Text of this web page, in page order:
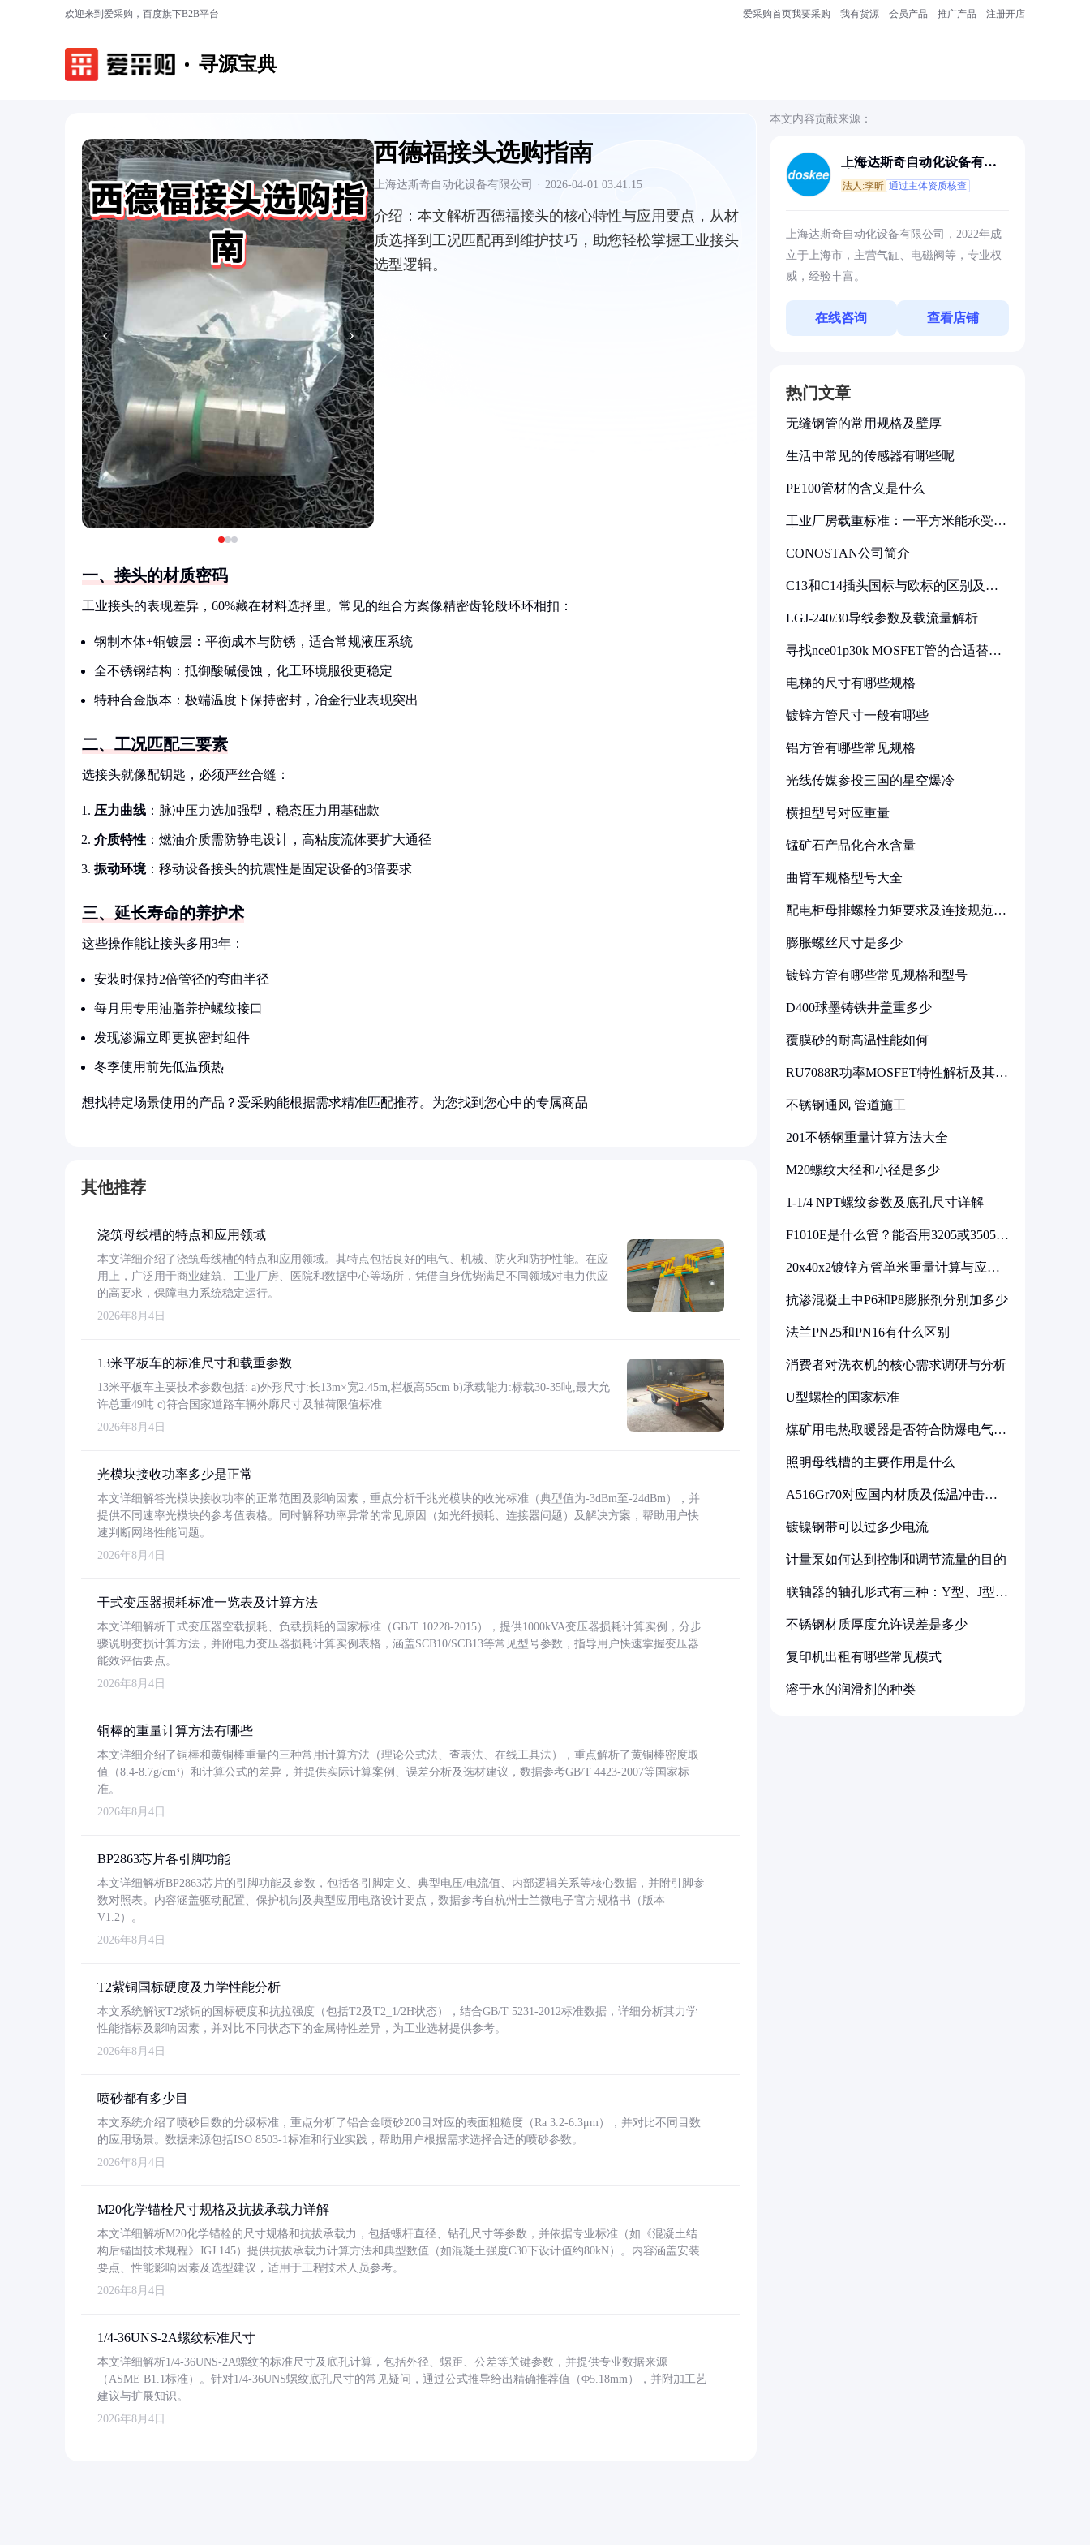
欢迎来到爱采购，百度旗下B2B平台 爱采购首页我要采购 我有货源 会员产品 推广产品 注册开店
寻源宝典
‹ ›
西德福接头选购指南
上海达斯奇自动化设备有限公司 · 2026-04-01 03:41:15
介绍： 本文解析西德福接头的核心特性与应用要点，从材
质选择到工况匹配再到维护技巧，助您轻松掌握工业接头
选型逻辑。
一、接头的材质密码
工业接头的表现差异，60%藏在材料选择里。常见的组合方案像精密齿轮般环环相扣：
钢制本体+铜镀层：平衡成本与防锈，适合常规液压系统
全不锈钢结构：抵御酸碱侵蚀，化工环境服役更稳定
特种合金版本：极端温度下保持密封，冶金行业表现突出
二、工况匹配三要素
选接头就像配钥匙，必须严丝合缝：
压力曲线 ：脉冲压力选加强型，稳态压力用基础款
介质特性 ：燃油介质需防静电设计，高粘度流体要扩大通径
振动环境：移动设备接头的抗震性是固定设备的3倍要求
三、延长寿命的养护术
这些操作能让接头多用3年：
安装时保持2倍管径的弯曲半径
每月用专用油脂养护螺纹接口
发现渗漏立即更换密封组件
冬季使用前先低温预热
想找特定场景使用的产品？爱采购能根据需求精准匹配推荐。为您找到您心中的专属商品
其他推荐
浇筑母线槽的特点和应用领域
本文详细介绍了浇筑母线槽的特点和应用领域。其特点包括良好的电气、机械、防火和防护性能。在应
用上，广泛用于商业建筑、工业厂房、医院和数据中心等场所，凭借自身优势满足不同领域对电力供应
的高要求，保障电力系统稳定运行。
2026年8月4日
13米平板车的标准尺寸和载重参数
13米平板车主要技术参数包括: a)外形尺寸:长13m×宽2.45m,栏板高55cm b)承载能力:标载30-35吨,最大允
许总重49吨 c)符合国家道路车辆外廓尺寸及轴荷限值标准
2026年8月4日
光模块接收功率多少是正常
本文详细解答光模块接收功率的正常范围及影响因素，重点分析千兆光模块的收光标准（典型值为-3dBm至-24dBm），并
提供不同速率光模块的参考值表格。同时解释功率异常的常见原因（如光纤损耗、连接器问题）及解决方案，帮助用户快
速判断网络性能问题。
2026年8月4日
干式变压器损耗标准一览表及计算方法
本文详细解析干式变压器空载损耗、负载损耗的国家标准（GB/T 10228-2015），提供1000kVA变压器损耗计算实例，分步
骤说明变损计算方法，并附电力变压器损耗计算实例表格，涵盖SCB10/SCB13等常见型号参数，指导用户快速掌握变压器
能效评估要点。
2026年8月4日
铜棒的重量计算方法有哪些
本文详细介绍了铜棒和黄铜棒重量的三种常用计算方法（理论公式法、查表法、在线工具法），重点解析了黄铜棒密度取
值（8.4-8.7g/cm³）和计算公式的差异，并提供实际计算案例、误差分析及选材建议，数据参考GB/T 4423-2007等国家标
准。
2026年8月4日
BP2863芯片各引脚功能
本文详细解析BP2863芯片的引脚功能及参数，包括各引脚定义、典型电压/电流值、内部逻辑关系等核心数据，并附引脚参
数对照表。内容涵盖驱动配置、保护机制及典型应用电路设计要点，数据参考自杭州士兰微电子官方规格书（版本
V1.2）。
2026年8月4日
T2紫铜国标硬度及力学性能分析
本文系统解读T2紫铜的国标硬度和抗拉强度（包括T2及T2_1/2H状态），结合GB/T 5231-2012标准数据，详细分析其力学
性能指标及影响因素，并对比不同状态下的金属特性差异，为工业选材提供参考。
2026年8月4日
喷砂都有多少目
本文系统介绍了喷砂目数的分级标准，重点分析了铝合金喷砂200目对应的表面粗糙度（Ra 3.2-6.3μm），并对比不同目数
的应用场景。数据来源包括ISO 8503-1标准和行业实践，帮助用户根据需求选择合适的喷砂参数。
2026年8月4日
M20化学锚栓尺寸规格及抗拔承载力详解
本文详细解析M20化学锚栓的尺寸规格和抗拔承载力，包括螺杆直径、钻孔尺寸等参数，并依据专业标准（如《混凝土结
构后锚固技术规程》JGJ 145）提供抗拔承载力计算方法和典型数值（如混凝土强度C30下设计值约80kN）。内容涵盖安装
要点、性能影响因素及选型建议，适用于工程技术人员参考。
2026年8月4日
1/4-36UNS-2A螺纹标准尺寸
本文详细解析1/4-36UNS-2A螺纹的标准尺寸及底孔计算，包括外径、螺距、公差等关键参数，并提供专业数据来源
（ASME B1.1标准）。针对1/4-36UNS螺纹底孔尺寸的常见疑问，通过公式推导给出精确推荐值（Φ5.18mm），并附加工艺
建议与扩展知识。
2026年8月4日
本文内容贡献来源：
上海达斯奇自动化设备有限
法人:李昕 通过主体资质核查
上海达斯奇自动化设备有限公司，2022年成
立于上海市，主营气缸、电磁阀等，专业权
威，经验丰富。
在线咨询 查看店铺
热门文章
无缝钢管的常用规格及壁厚
生活中常见的传感器有哪些呢
PE100管材的含义是什么
工业厂房载重标准：一平方米能承受多
CONOSTAN公司简介
C13和C14插头国标与欧标的区别及其
LGJ-240/30导线参数及载流量解析
寻找nce01p30k MOSFET管的合适替代
电梯的尺寸有哪些规格
镀锌方管尺寸一般有哪些
铝方管有哪些常见规格
光线传媒参投三国的星空爆冷
横担型号对应重量
锰矿石产品化合水含量
曲臂车规格型号大全
配电柜母排螺栓力矩要求及连接规范详
膨胀螺丝尺寸是多少
镀锌方管有哪些常见规格和型号
D400球墨铸铁井盖重多少
覆膜砂的耐高温性能如何
RU7088R功率MOSFET特性解析及其在
不锈钢通风 管道施工
201不锈钢重量计算方法大全
M20螺纹大径和小径是多少
1-1/4 NPT螺纹参数及底孔尺寸详解
F1010E是什么管？能否用3205或3505代
20x40x2镀锌方管单米重量计算与应用
抗渗混凝土中P6和P8膨胀剂分别加多少
法兰PN25和PN16有什么区别
消费者对洗衣机的核心需求调研与分析
U型螺栓的国家标准
煤矿用电热取暖器是否符合防爆电气设
照明母线槽的主要作用是什么
A516Gr70对应国内材质及低温冲击要
镀镍钢带可以过多少电流
计量泵如何达到控制和调节流量的目的
联轴器的轴孔形式有三种：Y型、J型、
不锈钢材质厚度允许误差是多少
复印机出租有哪些常见模式
溶于水的润滑剂的种类